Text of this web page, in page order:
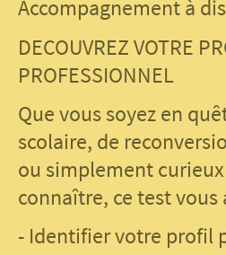
Accompagnement à
DECOUVREZ VOTRE
PROFESSIONNEL
Que vous soyez en
scolaire, de
ou simplement
connaître, ce test vous
- Identifier votre profil